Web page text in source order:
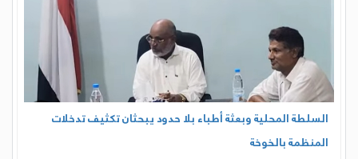
السلطة المحلية وبعثة أطباء بلا حدود يبحثان تكثيف تدخلات
المنظمة بالخوخة